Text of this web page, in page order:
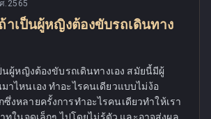
.2565
าเป็นผู้หญิงต้องขับรถเดินทาง
นผู้หญิงต้องขับรถเดินทางเอง สมัยนี้มีผู้
าไหนเอง ทำอะไรคนเดียวแบบไม่ง้อ
งหลายครั้งการทำอะไรคนเดียวทำให้เรา